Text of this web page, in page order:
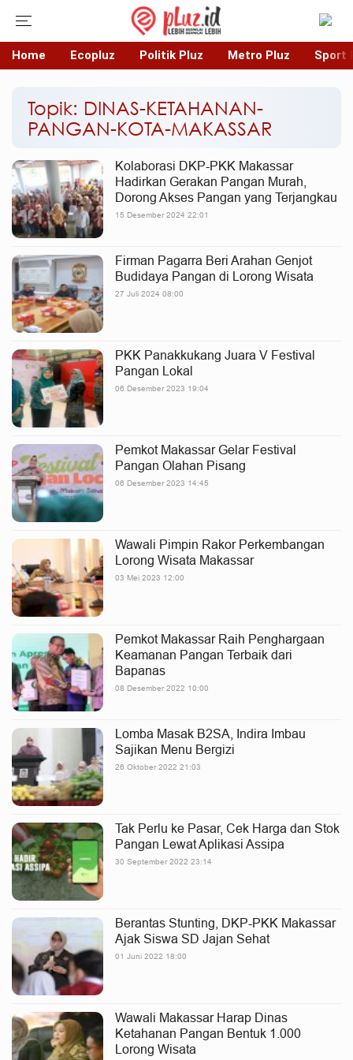
Home Ecopluz Politik Pluz Metro Pluz Sport
Topik: DINAS-KETAHANAN-
PANGAN-KOTA-MAKASSAR
Kolaborasi DKP-PKK Makassar
Hadirkan Gerakan Pangan Murah,
Dorong Akses Pangan yang Terjangkau
15 Desember 2024 22:01
Firman Pagarra Beri Arahan Genjot
Budidaya Pangan di Lorong Wisata
27 Juli 2024 08:00
PKK Panakkukang Juara V Festival
Pangan Lokal
06 Desember 2023 19:04
Pemkot Makassar Gelar Festival
Pangan Olahan Pisang
06 Desember 2023 14:45
Wawali Pimpin Rakor Perkembangan
Lorong Wisata Makassar
03 Mei 2023 12:00
Pemkot Makassar Raih Penghargaan
Keamanan Pangan Terbaik dari
Bapanas
08 Desember 2022 10:00
Lomba Masak B2SA, Indira Imbau
Sajikan Menu Bergizi
26 Oktober 2022 21:03
Tak Perlu ke Pasar, Cek Harga dan Stok
Pangan Lewat Aplikasi Assipa
30 September 2022 23:14
Berantas Stunting, DKP-PKK Makassar
Ajak Siswa SD Jajan Sehat
01 Juni 2022 18:00
Wawali Makassar Harap Dinas
Ketahanan Pangan Bentuk 1.000
Lorong Wisata